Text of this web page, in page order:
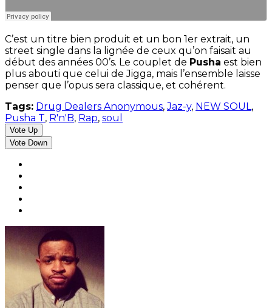
C’est un titre bien produit et un bon 1er extrait, un
street single dans la lignée de ceux qu’on faisait au
début des années 00’s. Le couplet de Pusha est bien
plus abouti que celui de Jigga, mais l’ensemble laisse
penser que l’opus sera classique, et cohérent.
Tags: Drug Dealers Anonymous,Jaz-y, NEW SOUL,
Pusha T, R'n'B, Rap, soul
Vote Up
Vote Down